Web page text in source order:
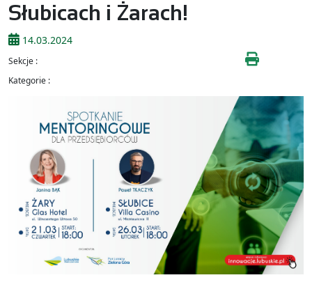
Słubicach i Żarach!
14.03.2024
Sekcje :
Kategorie :